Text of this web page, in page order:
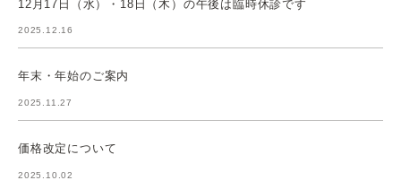
12月17日（水）・18日（木）の午後は臨時休診です
2025.12.16
年末・年始のご案内
2025.11.27
価格改定について
2025.10.02